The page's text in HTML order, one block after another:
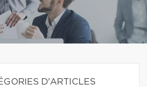
D'ARTICLES